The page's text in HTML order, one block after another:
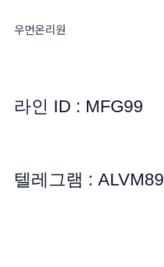
우먼온리원
라인 ID : MFG99
텔레그램 : ALVM89